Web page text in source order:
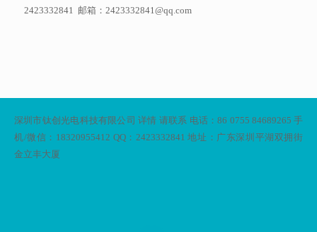
2423332841 邮箱：2423332841@qq.com
深圳市钛创光电科技有限公司 详情 请联系 电话：86 0755 84689265 手
机/微信：18320955412 QQ：2423332841 地址：广东深圳平湖双拥街
金立丰大厦